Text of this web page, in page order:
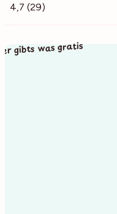
4,7 (29)
gibts was gratis